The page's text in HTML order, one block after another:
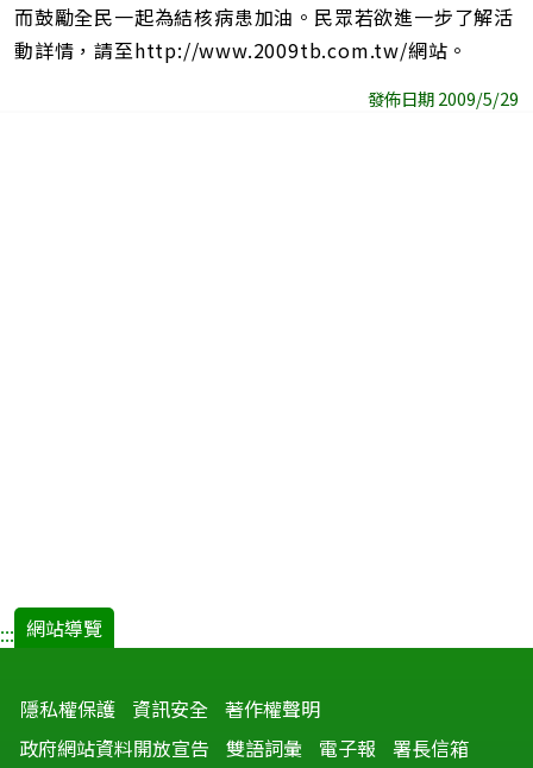
而鼓勵全民一起為結核病患加油。民眾若欲進一步了解活
動詳情，請至http://www.2009tb.com.tw/網站。
發佈日期 2009/5/29
::: 網站導覽
隱私權保護 資訊安全 著作權聲明
政府網站資料開放宣告
雙語詞彙 電子報 署長信箱